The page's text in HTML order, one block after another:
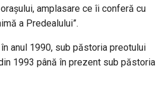
amplasare ce îi conferă cu
a Predealului”.
anul 1990, sub păstoria preotului
1993 până în prezent sub păstoria